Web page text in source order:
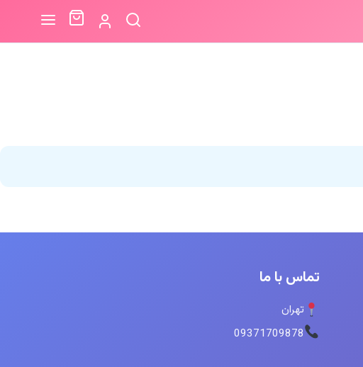
تماس با ما
تهران
09371709878